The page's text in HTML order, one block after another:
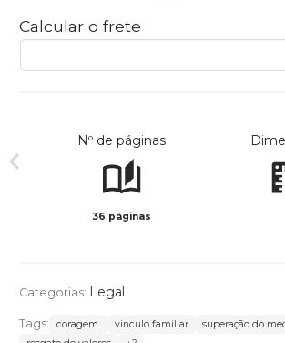
Calcular o frete
Nº de páginas
36 páginas
Categorias: Legal
Tags: coragem. vinculo familiar superação do